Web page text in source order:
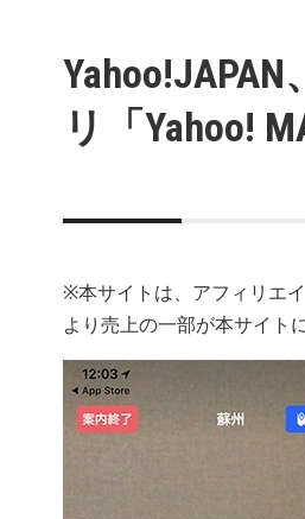
リ「Yahoo!
※本サイトは、アフィリエ
より売上の一部が本サイト